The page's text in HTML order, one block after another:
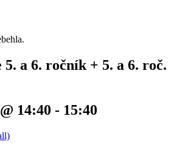
a 6. ročník + 5. a 6. roč.
14:40 - 15:40